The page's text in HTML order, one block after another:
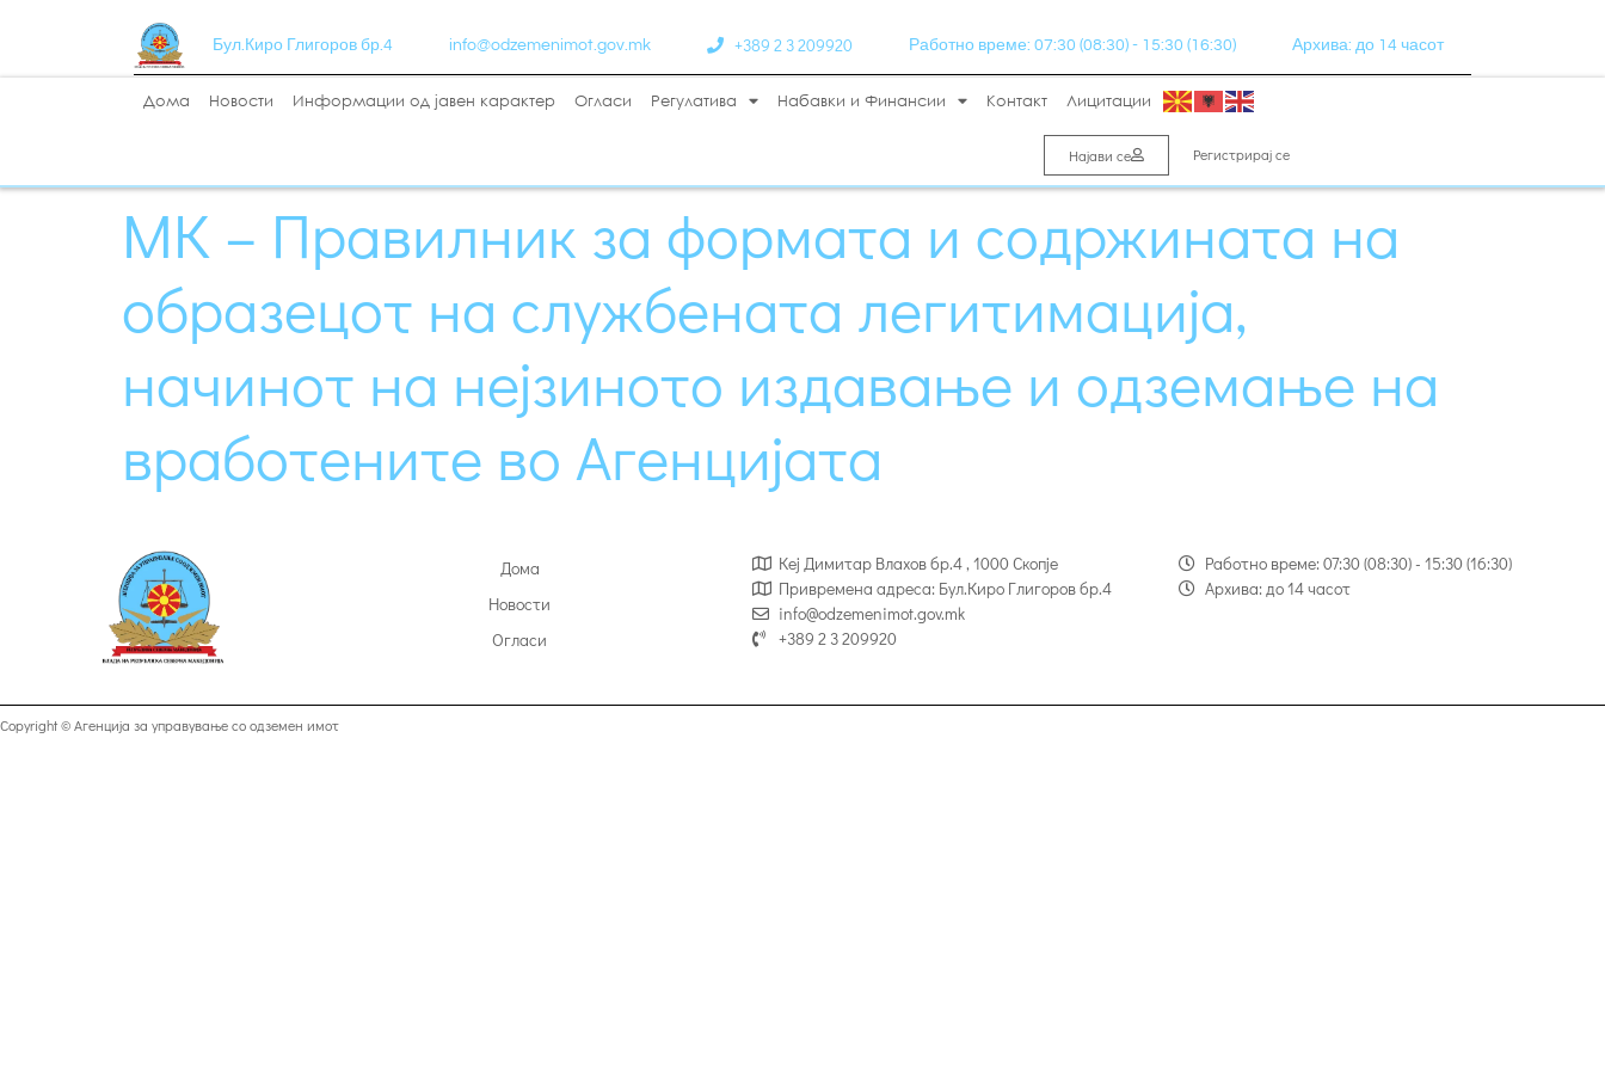
Бул.Киро Глигоров бр.4 info@odzemenimot.gov.mk +389 2 3 209920 Работно време: 07:30 (08:30) - 15:30 (16:30) Архива: до 14 часот
Дома Новости Информации од јавен карактер Огласи Регулатива Набавки и Финансии Контакт Лицитации
Најави се Регистрирај се
МК – Правилник за формата и содржината на
образецот на службената легитимација,
начинот на нејзиното издавање и одземање на
вработените во Агенцијата
Дома
Новости
Огласи
Кеј Димитар Влахов бр.4 , 1000 Скопје
Привремена адреса: Бул.Киро Глигоров бр.4
info@odzemenimot.gov.mk
+389 2 3 209920
Работно време: 07:30 (08:30) - 15:30 (16:30)
Архива: до 14 часот
Copyright © Агенција за управување со одземен имот